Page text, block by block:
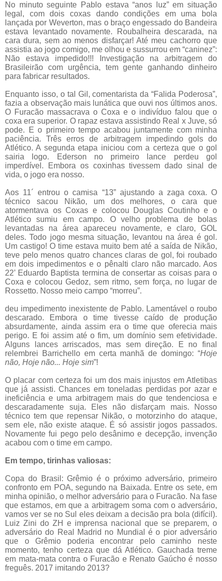
No minuto seguinte Pablo estava “anos luz” em situação
legal, com dois coxas dando condições em uma bola
lançada por Weverton, mas o braço engessado do Bandeira
estava levantado novamente. Roubalheira descarada, na
cara dura, sem ao menos disfarçar! Até meu cachorro que
assistia ao jogo comigo, me olhou e sussurrou em “caninez”:
Não estava impedido!!! Investigação na arbitragem do
Brasileirão com urgência, tem gente ganhando dinheiro
para fabricar resultados.
Enquanto isso, o tal Gil, comentarista da “Falida Poderosa”,
fazia a observação mais lunática que ouvi nos últimos anos.
O Furacão massacrava o Coxa e o indivíduo falou que o
coxa era superior. O rapaz estava assistindo Real x Juve, só
pode. E o primeiro tempo acabou juntamente com minha
paciência. Três erros de arbitragem impedindo gols do
Atlético. A segunda etapa iniciou com a certeza que o gol
sairia logo. Ederson no primeiro lance perdeu gol
imperdível. Embora os coxinhas tivessem dado sinal de
vida, o jogo era nosso.
Aos 11´ entrou o camisa “13” ajustando a zaga coxa. O
técnico sacou Nikão, um dos melhores, o cara que
atormentava os Coxas e colocou Douglas Coutinho e o
Atlético sumiu em campo. O velho problema de bolas
levantadas na área apareceu novamente, e claro, GOL
deles. Todo jogo mesma situação, levantou na área é gol.
Um castigo! O time estava muito bem até a saída de Nikão,
teve pelo menos quatro chances claras de gol, foi roubado
em dois impedimentos e o pênalti claro não marcado. Aos
22’ Eduardo Baptista termina de consertar as coisas para o
Coxa e colocou Gedoz, sem ritmo, sem força, no lugar de
Rossetto. Nosso meio campo “morreu”.
deu impedimento inexistente de Pablo. Lamentável o roubo
descarado. Embora o time tivesse caído de produção
absurdamente, ainda assim era o time que oferecia mais
perigo. E foi assim até o fim, um domínio sem efetividade.
Alguns lances arriscados, mas sem direção. E no final
relembrei Barrichello em certa manhã de domingo: “Hoje
não, Hoje não... Hoje sim”!
O placar com certeza foi um dos mais injustos em Atletibas
que já assisti. Chances em toneladas perdidas por azar e
ineficiência e uma arbitragem mais do que tendenciosa e
descaradamente suja. Eles não disfarçam mais. Nosso
técnico tem que repensar Nikão, o motorzinho do ataque,
sem ele, não existe ataque. É só assistir jogos passados.
Novamente fui pego pelo desânimo e decepção, invenção
acabou com o time em campo.
Em tempo, tirinhas valiosas:
Copa do Brasil: Grêmio é o próximo adversário, primeiro
confronto em POA, segundo na Baixada. Entre os sete, em
minha opinião, o melhor adversário para o Furacão. Na fase
que estamos, em que a arbitragem soma com o adversário,
vamos ver se no Sul eles deixam a decisão pra bola (difícil).
Luiz Zini do ZH e imprensa nacional que se preparem, o
adversário do Real Madrid no Mundial é o pior adversário
que o Grêmio poderia encontrar pelo caminho neste
momento, tenho certeza que dá Atlético. Gauchada treme
em mata-mata contra o Furacão e Renato Gaúcho é nosso
freguês. 2017 imitando 2013?